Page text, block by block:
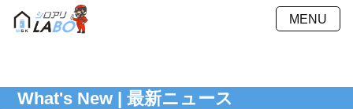
MENU
施工事例 Ｑ＆Ａ
What's New | 最新ニュース